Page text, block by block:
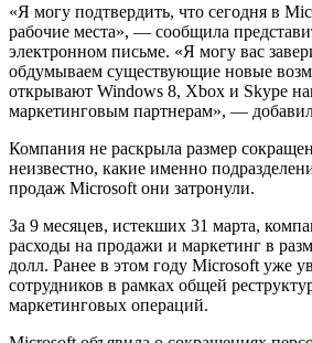
«Я могу подтвердить, что сегодня в
рабочие места», — сообщила
электронном письме. «Я могу вас
обдумываем существующие новые
открывают Windows 8, Xbox и Skype
маркетинговым партнерам», —
Компания не раскрыла размер
неизвестно, какие именно
продаж Microsoft они затронули.
За 9 месяцев, истекших 31 марта,
расходы на продажи и маркетинг в
долл. Ранее в этом году Microsoft уже
сотрудников в рамках общей
маркетинговых операций.